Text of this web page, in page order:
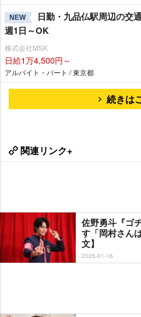
NEW
日勤・九品仏駅周辺の交
週1日～OK
株式会社MSK
日給1万4,500円～
アルバイト・パート / 東京都
続きは
関連リンク+
佐野勇斗『ゴ
す「岡村さん
文】
2026-01-16